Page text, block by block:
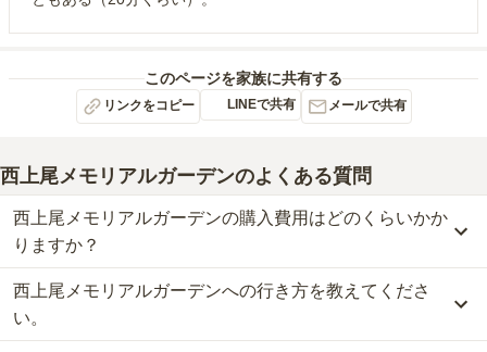
このページを家族に共有する
リンクをコピー LINEで共有 メールで共有
西上尾メモリアルガーデンのよくある質問
西上尾メモリアルガーデンの購入費用はどのくらいかか
りますか？
西上尾メモリアルガーデンでは、永代供養墓が約35万円からお求め
いただけます。
なお、西上尾メモリアルガーデンがある埼玉県の相場は、永代供養
西上尾メモリアルガーデンへの行き方を教えてくださ
い。